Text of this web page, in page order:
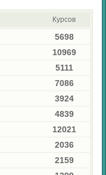
Курсов
5698
10969
5111
7086
3924
4839
12021
2036
2159